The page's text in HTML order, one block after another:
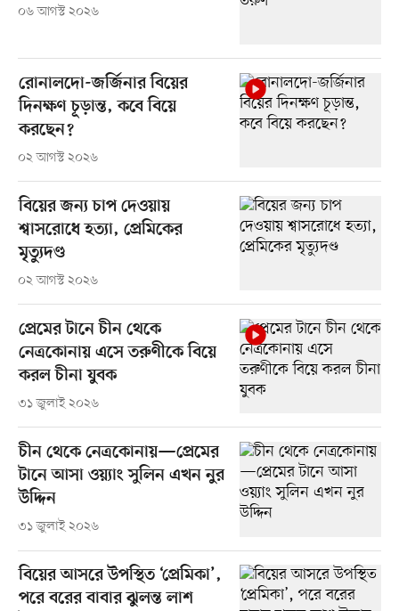
০৬ আগস্ট ২০২৬
রোনালদো-জর্জিনার বিয়ের
দিনক্ষণ চূড়ান্ত, কবে বিয়ে
করছেন?
০২ আগস্ট ২০২৬
বিয়ের জন্য চাপ দেওয়ায়
শ্বাসরোধে হত্যা, প্রেমিকের
মৃত্যুদণ্ড
০২ আগস্ট ২০২৬
প্রেমের টানে চীন থেকে
নেত্রকোনায় এসে তরুণীকে বিয়ে
করল চীনা যুবক
৩১ জুলাই ২০২৬
চীন থেকে নেত্রকোনায়—প্রেমের
টানে আসা ওয়্যাং সুলিন এখন নুর
উদ্দিন
৩১ জুলাই ২০২৬
বিয়ের আসরে উপস্থিত ‘প্রেমিকা’,
পরে বরের বাবার ঝুলন্ত লাশ